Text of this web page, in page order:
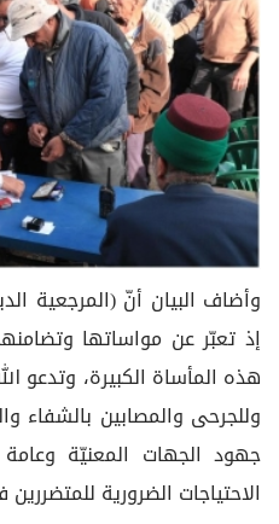
وأضاف البيان أنّ (المرجعية
إذ تعبّر عن مواساتها
هذه المأساة الكبيرة، وتدعو
وللجرحى والمصابين بالشفاء
جهود الجهات المعنيّة
الاحتياجات الضرورية